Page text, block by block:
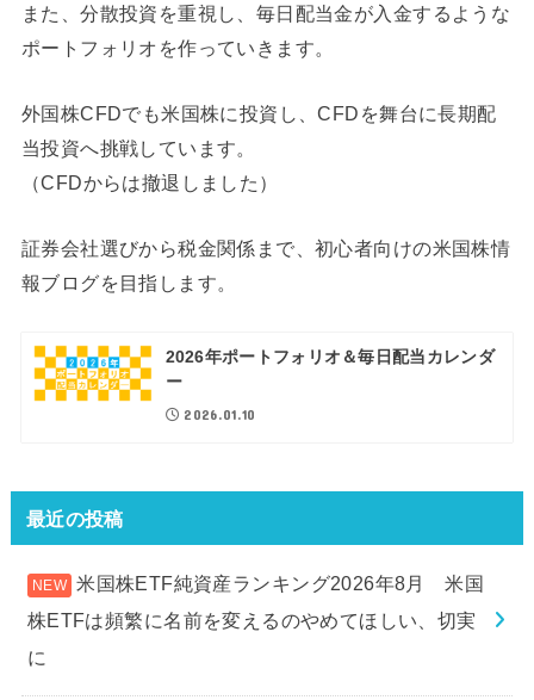
また、分散投資を重視し、毎日配当金が入金するような
ポートフォリオを作っていきます。
外国株CFDでも米国株に投資し、CFDを舞台に長期配
当投資へ挑戦しています。
（CFDからは撤退しました）
証券会社選びから税金関係まで、初心者向けの米国株情
報ブログを目指します。
2026年ポートフォリオ＆毎日配当カレンダ
ー
2026.01.10
最近の投稿
米国株ETF純資産ランキング2026年8月 米国
株ETFは頻繁に名前を変えるのやめてほしい、切実
に